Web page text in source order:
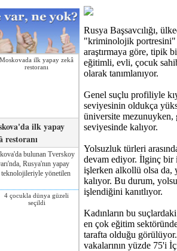
ilk yapay
restoranı
bulunan Tverskoy
Rusya'nın yapay
teknolojileriyle yönetilen
Rusya Başsavcılığı,
"kriminolojik portresini"
araştırmaya göre, tipik
eğitimli, evli, çocuk
olarak tanımlanıyor.
Genel suçlu profiliyle
seviyesinin oldukça
üniversite mezunuyken,
seviyesinde kalıyor.
Yolsuzluk türleri
devam ediyor. İlginç bir
işlerken alkollü olsa da,
kalıyor. Bu durum,
işlendiğini kanıtlıyor.
Kadınların bu
en çok eğitim
tarafta olduğu
vakalarının yüzde 75'i